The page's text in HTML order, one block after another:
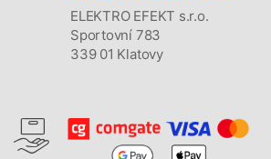
ELEKTRO EFEKT s.r.o.
Sportovní 783
339 01 Klatovy